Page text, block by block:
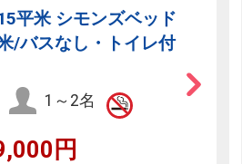
平米 シモンズベッド
/バスなし・トイレ付
1～2名
円